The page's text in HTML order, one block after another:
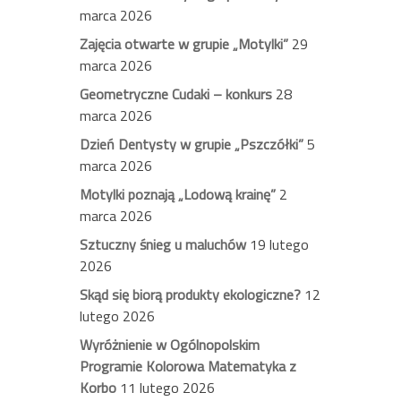
marca 2026
Zajęcia otwarte w grupie „Motylki” 29
marca 2026
Geometryczne Cudaki – konkurs 28
marca 2026
Dzień Dentysty w grupie „Pszczółki”5
marca 2026
Motylki poznają „Lodową krainę” 2
marca 2026
Sztuczny śnieg u maluchów 19 lutego
2026
Skąd się biorą produkty ekologiczne? 12
lutego 2026
Wyróżnienie w Ogólnopolskim
Programie Kolorowa Matematyka z
Korbo 11 lutego 2026